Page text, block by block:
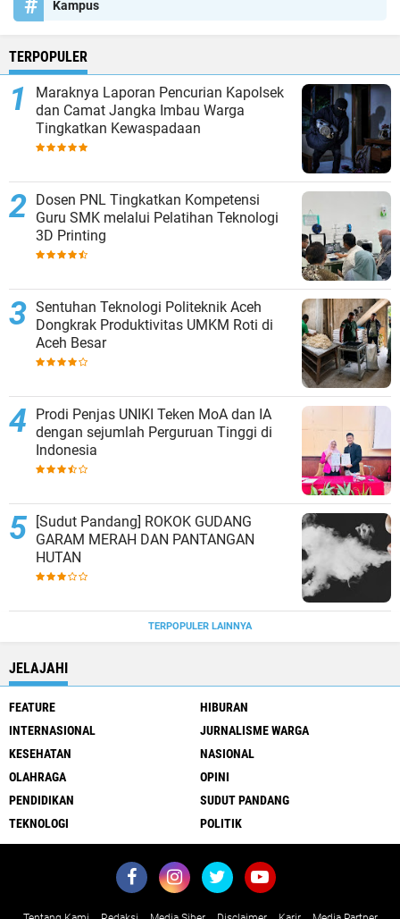
Kampus
TERPOPULER
Maraknya Laporan Pencurian Kapolsek
dan Camat Jangka Imbau Warga
Tingkatkan Kewaspadaan
Dosen PNL Tingkatkan Kompetensi
Guru SMK melalui Pelatihan Teknologi
3D Printing
Sentuhan Teknologi Politeknik Aceh
Dongkrak Produktivitas UMKM Roti di
Aceh Besar
Prodi Penjas UNIKI Teken MoA dan IA
dengan sejumlah Perguruan Tinggi di
Indonesia
[Sudut Pandang] ROKOK GUDANG
GARAM MERAH DAN PANTANGAN
HUTAN
TERPOPULER LAINNYA
JELAJAHI
FEATURE
HIBURAN
INTERNASIONAL
JURNALISME WARGA
KESEHATAN
NASIONAL
OLAHRAGA
OPINI
PENDIDIKAN
SUDUT PANDANG
TEKNOLOGI
POLITIK